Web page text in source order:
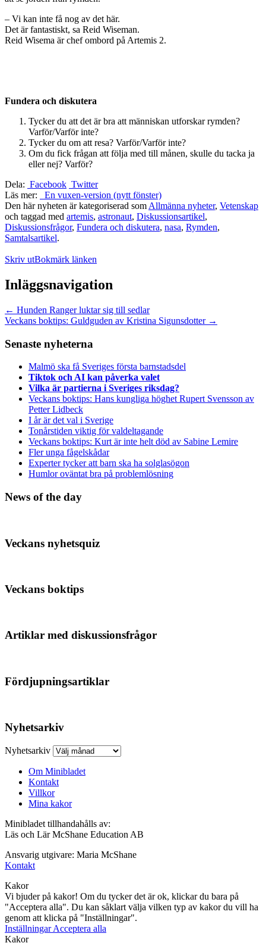
– Vi kan inte få nog av det här.
Det är fantastiskt, sa Reid Wiseman.
Reid Wisema är chef ombord på Artemis 2.
Fundera och diskutera
Tycker du att det är bra att människan utforskar rymden?
Varför/Varför inte?
Tycker du om att resa? Varför/Varför inte?
Om du fick frågan att följa med till månen, skulle du tacka ja
eller nej? Varför?
Dela: Facebook Twitter
Läs mer:
En vuxen-version (nytt fönster)
Den här nyheten är kategoriserad som Allmänna nyheter, Vetenskap
och taggad med artemis, astronaut, Diskussionsartikel,
Diskussionsfrågor, Fundera och diskutera, nasa, Rymden,
Samtalsartikel.
Skriv utBokmärk länken
Inläggsnavigation
← Hunden Ranger luktar sig till sedlar
Veckans boktips: Guldguden av Kristina Sigunsdotter →
Senaste nyheterna
Malmö ska få Sveriges första barnstadsdel
Tiktok och AI kan påverka valet
Vilka är partierna i Sveriges riksdag?
Veckans boktips: Hans kungliga höghet Rupert Svensson av
Petter Lidbeck
I år är det val i Sverige
Tonårstiden viktig för valdeltagande
Veckans boktips: Kurt är inte helt död av Sabine Lemire
Fler unga fågelskådar
Experter tycker att barn ska ha solglasögon
Humlor oväntat bra på problemlösning
News of the day
Veckans nyhetsquiz
Veckans boktips
Artiklar med diskussionsfrågor
Fördjupningsartiklar
Nyhetsarkiv
Nyhetsarkiv
Om Minibladet
Kontakt
Villkor
Mina kakor
Minibladet tillhandahålls av:
Läs och Lär McShane Education AB
Ansvarig utgivare: Maria McShane
Kontakt
Kakor
Vi bjuder på kakor! Om du tycker det är ok, klickar du bara på
"Acceptera alla". Du kan såklart välja vilken typ av kakor du vill ha
genom att klicka på "Inställningar".
InställningarAcceptera alla
Kakor